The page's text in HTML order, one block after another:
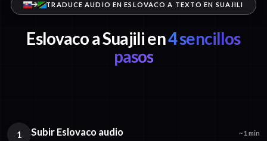
TRADUCE AUDIO EN ESLOVACO A TEXTO EN SUAJILI
Eslovaco a Suajili en4 sencillos
pasos
1 Subir Eslovaco audio ~1 min